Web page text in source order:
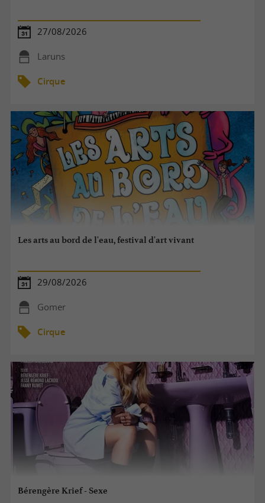
27/08/2026
Laruns
Cirque
Les arts au bord de l'eau, festival d'art vivant
29/08/2026
Gomer
Cirque
Bérengère Krief - Sexe